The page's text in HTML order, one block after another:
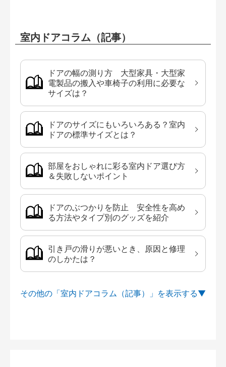
室内ドアコラム（記事）
ドアの幅の測り方 大型家具・大型家
電製品の搬入や車椅子の利用に必要な
サイズは？
ドアのサイズにもいろいろある？室内
ドアの標準サイズとは？
部屋をおしゃれに彩る室内ドア選び方
＆失敗しないポイント
ドアのぶつかりを防止 安全性を高め
る方法やタイプ別のグッズを紹介
引き戸の滑りが悪いとき、原因と修理
のしかたは？
その他の「室内ドアコラム（記事）」を